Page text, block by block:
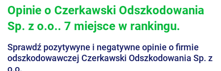
Opinie o Czerkawski Odszkodowania
Sp. z o.o.. 7 miejsce w rankingu.
Sprawdź pozytywyne i negatywne opinie o firmie
odszkodowawczej Czerkawski Odszkodowania Sp. z
o.o.